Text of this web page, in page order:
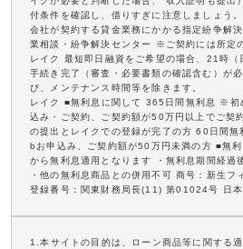
付条件を確認し、借りすぎに注意しましょう
会社が契約する貸金業務にかかる指定紛争解
業相談・紛争解決センター ※ご契約には所定
レイク 最短即日融資をご希望の場合、21時
手続き完了（審査・必要書類の確認含む）が
び、メンテナンス時間等を除きます。
レイク ■無利息に関して 365日間無利息 ※
込み・ご契約、ご契約額が50万円以上でご契
の提出とレイクでの登録が完了の方 60日間
bお申込み、ご契約額が50万円未満の方 ■無
から無利息適用となります ・無利息期間経過
・他の無利息商品との併用不可 商号：新生フ
登録番号：関東財務局長(11) 第01024号 日
1.本サイトの目的は、ローン商品等に関する